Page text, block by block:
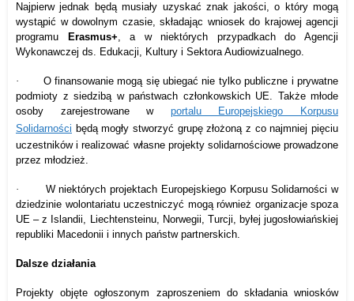
Najpierw jednak będą musiały uzyskać znak jakości, o który mogą
wystąpić w dowolnym czasie, składając wniosek do krajowej agencji
programu
Erasmus+, a w niektórych przypadkach do Agencji
Wykonawczej ds. Edukacji, Kultury i Sektora Audiowizualnego.
· O finansowanie mogą się ubiegać nie tylko publiczne i prywatne
podmioty z siedzibą w państwach członkowskich UE. Także młode
osoby zarejestrowane w portalu Europejskiego Korpusu
Solidarności będą mogły stworzyć grupę złożoną z co najmniej pięciu
uczestników i realizować własne projekty solidarnościowe prowadzone
przez młodzież.
·
W niektórych projektach Europejskiego Korpusu Solidarności w
dziedzinie wolontariatu uczestniczyć mogą również organizacje spoza
UE – z Islandii, Liechtensteinu, Norwegii, Turcji, byłej jugosłowiańskiej
republiki Macedonii i innych państw partnerskich.
Dalsze działania
Projekty objęte ogłoszonym zaproszeniem do składania wniosków